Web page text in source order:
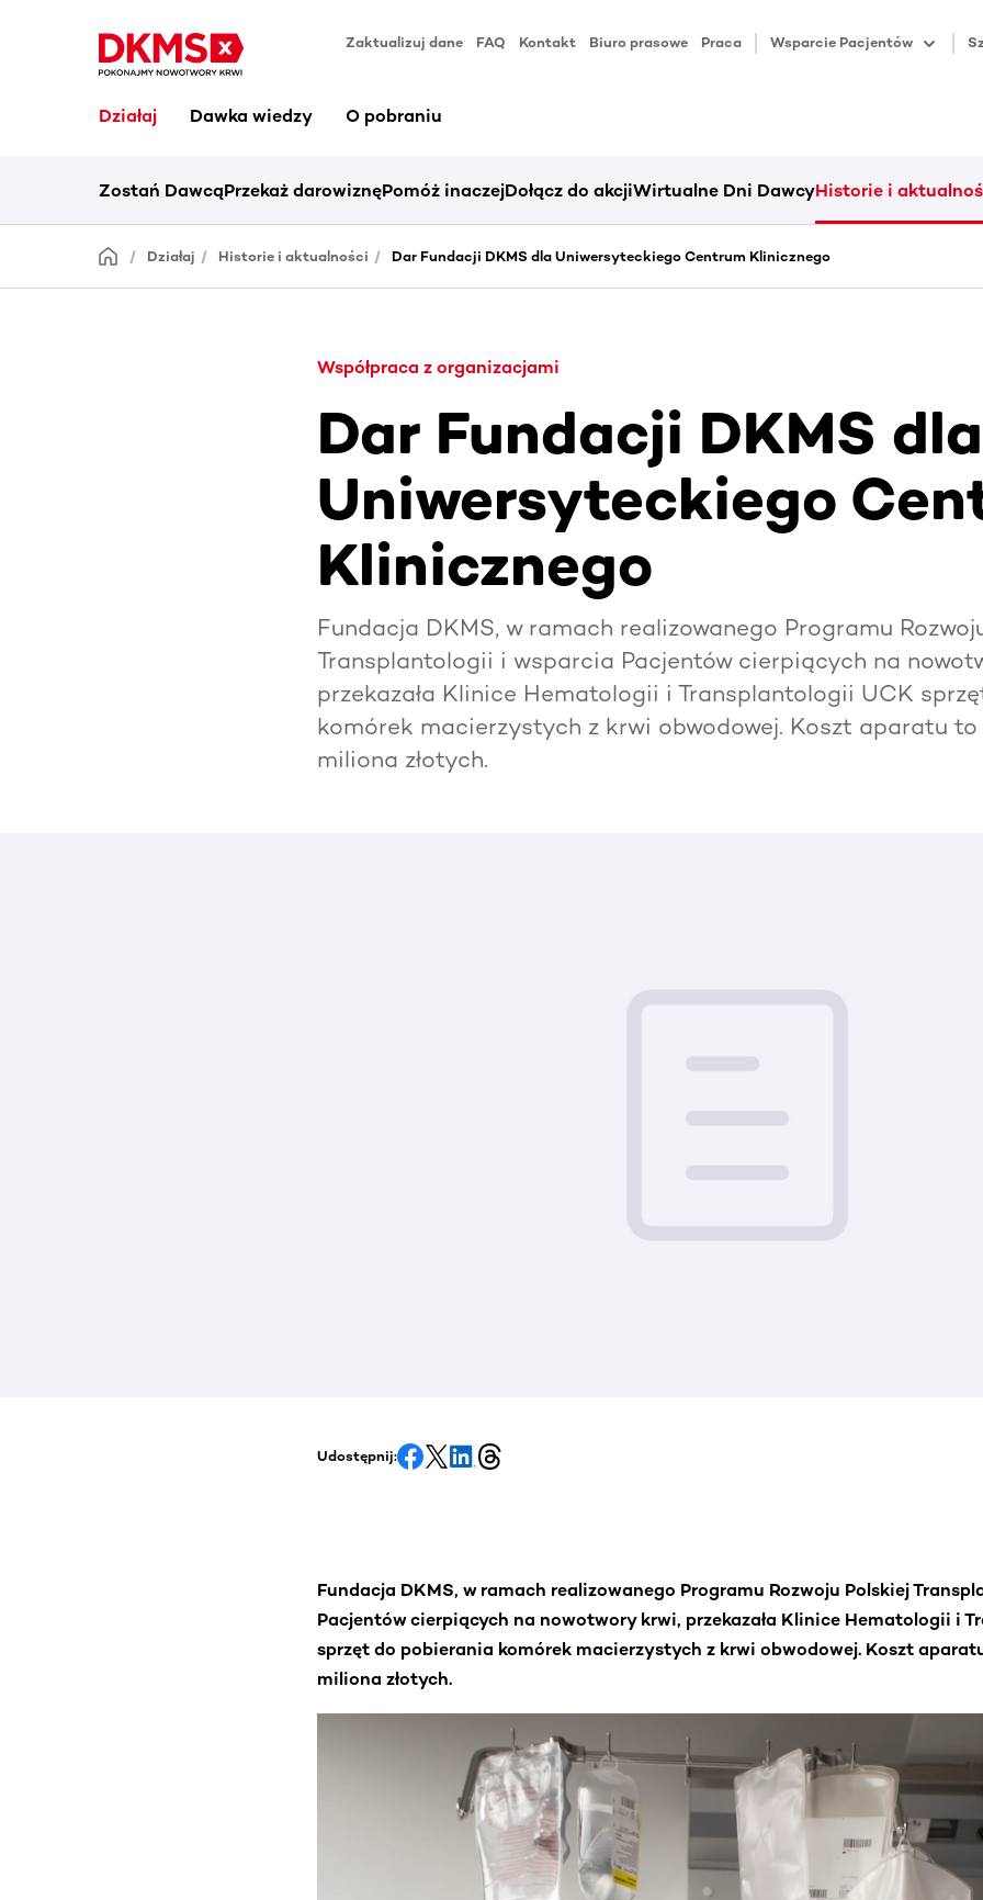
Zaktualizuj dane FAQ Kontakt Biuro prasowe Praca Wsparcie Pacjentów
Działaj Dawka wiedzy O pobraniu
Zostań DawcąPrzekaż darowiznęPomóż inaczejDołącz do akcjiWirtualne Dni DawcyHistorie i
Działaj Historie i aktualności Dar Fundacji DKMS dla Uniwersyteckiego Centrum Klinicznego
Współpraca z organizacjami
Dar Fundacji DKMS dla
Uniwersyteckiego
Klinicznego
Fundacja DKMS, w ramach realizowanego Programu
Transplantologii i wsparcia Pacjentów cierpiących na
przekazała Klinice Hematologii i Transplantologii UCK
komórek macierzystych z krwi obwodowej. Koszt aparatu
miliona złotych.
Udostępnij:
Fundacja DKMS, w ramach realizowanego Programu Rozwoju Polskiej
Pacjentów cierpiących na nowotwory krwi, przekazała Klinice Hematologii i
sprzęt do pobierania komórek macierzystych z krwi obwodowej. Koszt
miliona złotych.